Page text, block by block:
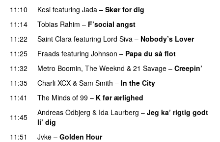
11:10
Kesi featuring Jada – Skør for dig
11:14
Tobias Rahim – F’social angst
11:22
Saint Clara featuring Lord Siva – Nobody’s Lover
11:25
Fraads featuring Johnson – Papa du så flot
11:32 Metro Boomin, The Weeknd & 21 Savage – Creepin’
11:35
Charli XCX & Sam Smith – In the City
11:41
The Minds of 99 – K før ærlighed
11:45
Andreas Odbjerg & Ida Laurberg – Jeg ka’ rigtig godt
li’ dig
11:51
Jvke – Golden Hour